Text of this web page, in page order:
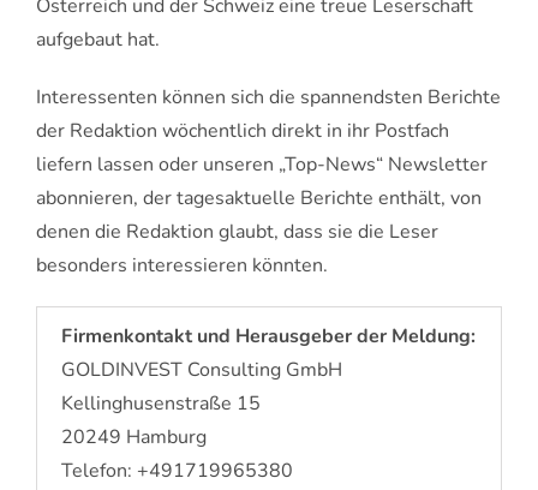
Österreich und der Schweiz eine treue Leserschaft
aufgebaut hat.
Interessenten können sich die spannendsten Berichte
der Redaktion wöchentlich direkt in ihr Postfach
liefern lassen oder unseren „Top-News“ Newsletter
abonnieren, der tagesaktuelle Berichte enthält, von
denen die Redaktion glaubt, dass sie die Leser
besonders interessieren könnten.
Firmenkontakt und Herausgeber der Meldung:
GOLDINVEST Consulting GmbH
Kellinghusenstraße 15
20249 Hamburg
Telefon: +491719965380